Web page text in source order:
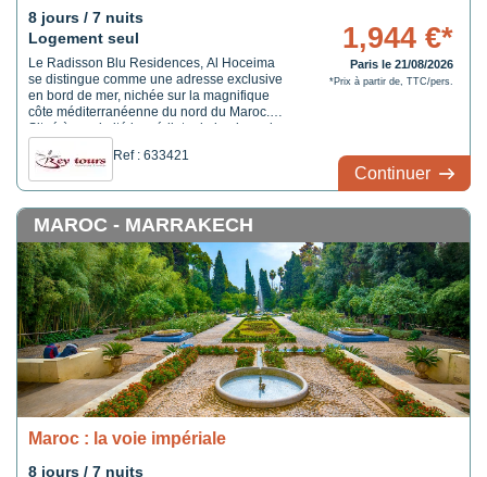
8 jours / 7 nuits
Logement seul
Le Radisson Blu Residences, Al Hoceima
se distingue comme une adresse exclusive
en bord de mer, nichée sur la magnifique
côte méditerranéenne du nord du Maroc.
Situé à proximité immédiate de la plage de
résidences modernes alliant indépendance,
confort et élégance, dans un cadre naturel
préservé entre mer turquoise et collines
verdoyantes. Idéal pour des séjours
prolongés, en famille ou en toute intimité, il
promet une expérience paisible et raffinée.
Ref : 633421
1,944 €*
Paris le 21/08/2026
*Prix à partir de, TTC/pers.
Continuer
MAROC - MARRAKECH
Maroc : la voie impériale
8 jours / 7 nuits